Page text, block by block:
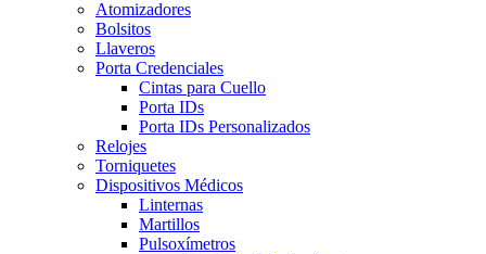
Atomizadores
Bolsitos
Llaveros
Porta Credenciales
Cintas para Cuello
Porta IDs
Porta IDs Personalizados
Relojes
Torniquetes
Dispositivos Médicos
Linternas
Martillos
Pulsoxímetros